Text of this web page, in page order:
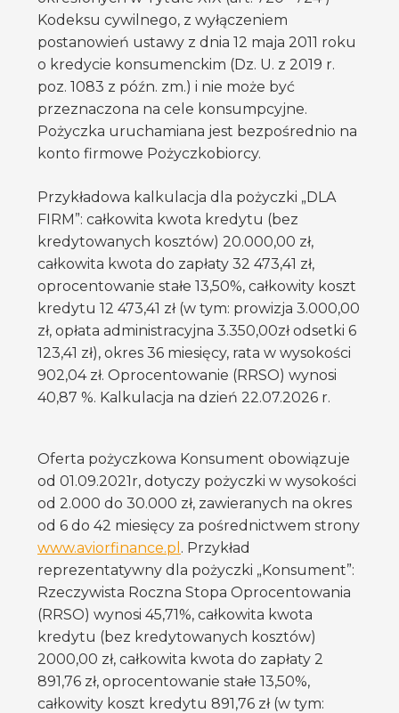
Kodeksu cywilnego, z wyłączeniem
postanowień ustawy z dnia 12 maja 2011 roku
o kredycie konsumenckim (Dz. U. z 2019 r.
poz. 1083 z późn. zm.) i nie może być
przeznaczona na cele konsumpcyjne.
Pożyczka uruchamiana jest bezpośrednio na
konto firmowe Pożyczkobiorcy.
Przykładowa kalkulacja dla pożyczki „DLA
FIRM”: całkowita kwota kredytu (bez
kredytowanych kosztów) 20.000,00 zł,
całkowita kwota do zapłaty 32 473,41 zł,
oprocentowanie stałe 13,50%, całkowity koszt
kredytu 12 473,41 zł (w tym: prowizja 3.000,00
zł, opłata administracyjna 3.350,00zł odsetki 6
123,41 zł), okres 36 miesięcy, rata w wysokości
902,04 zł. Oprocentowanie (RRSO) wynosi
40,87 %. Kalkulacja na dzień 22.07.2026 r.
Oferta pożyczkowa Konsument obowiązuje
od 01.09.2021r, dotyczy pożyczki w wysokości
od 2.000 do 30.000 zł, zawieranych na okres
od 6 do 42 miesięcy za pośrednictwem strony
www.aviorfinance.pl . Przykład
reprezentatywny dla pożyczki „Konsument”:
Rzeczywista Roczna Stopa Oprocentowania
(RRSO) wynosi 45,71%, całkowita kwota
kredytu (bez kredytowanych kosztów)
2000,00 zł, całkowita kwota do zapłaty 2
891,76 zł, oprocentowanie stałe 13,50%,
całkowity koszt kredytu 891,76 zł (w tym: